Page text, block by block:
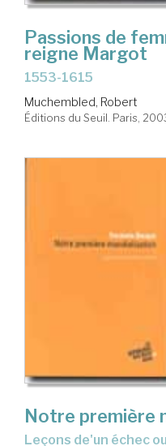
Passions de
reigne Margot
1553-1615
Muchembled, Robert
Éditions du Seuil. Paris,
Notre première
leçons de'un échec